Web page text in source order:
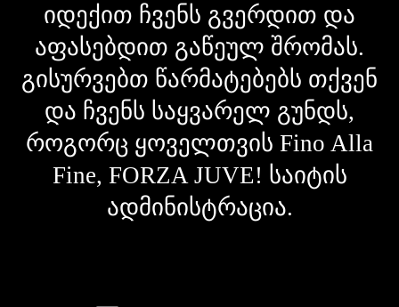
იდექით ჩვენს გვერდით და
აფასებდით გაწეულ შრომას.
გისურვებთ წარმატებებს თქვენ
და ჩვენს საყვარელ გუნდს,
როგორც ყოველთვის Fino Alla
Fine, FORZA JUVE! საიტის
ადმინისტრაცია.